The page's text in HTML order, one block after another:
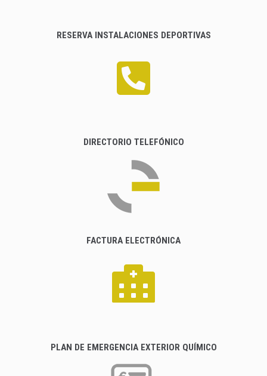
RESERVA INSTALACIONES DEPORTIVAS
DIRECTORIO TELEFÓNICO
FACTURA ELECTRÓNICA
PLAN DE EMERGENCIA EXTERIOR QUÍMICO